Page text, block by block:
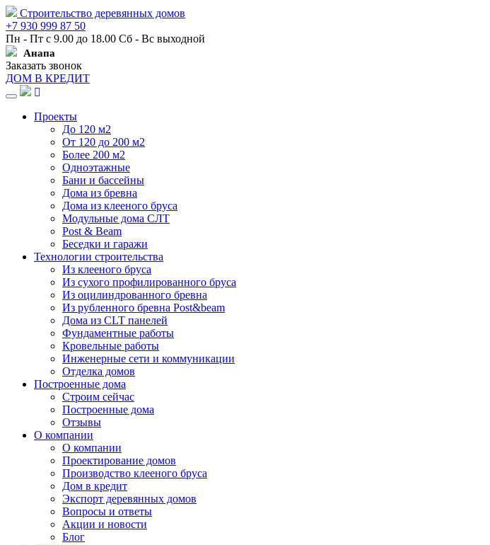
Строительство деревянных домов
+7 930 999 87 50
Пн - Пт с 9.00 до 18.00 Сб - Вс выходной
Анапа
Заказать звонок
ДОМ В КРЕДИТ
Навигация
Проекты
До 120 м2
От 120 до 200 м2
Более 200 м2
Одноэтажные
Бани и бассейны
Дома из бревна
Дома из клееного бруса
Модульные дома СЛТ
Post & Beam
Беседки и гаражи
Технологии строительства
Из клееного бруса
Из сухого профилированного бруса
Из оцилиндрованного бревна
Из рубленного бревна Post&beam
Дома из CLT панелей
Фундаментные работы
Кровельные работы
Инженерные сети и коммуникации
Отделка домов
Построенные дома
Строим сейчас
Построенные дома
Отзывы
О компании
О компании
Проектирование домов
Производство клееного бруса
Дом в кредит
Экспорт деревянных домов
Вопросы и ответы
Акции и новости
Блог